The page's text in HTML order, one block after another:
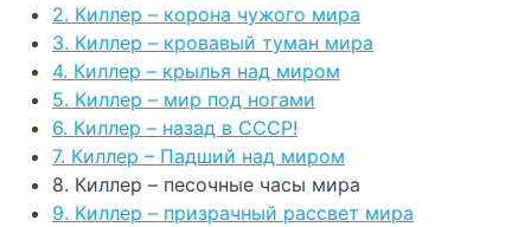
2. Киллер – корона чужого мира
3. Киллер – кровавый туман мира
4. Киллер – крылья над миром
5. Киллер – мир под ногами
6. Киллер – назад в СССР!
7. Киллер – Падший над миром
8. Киллер – песочные часы мира
9. Киллер – призрачный рассвет мира